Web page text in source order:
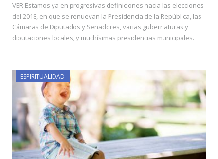
VER Estamos ya en progresivas definiciones hacia las elecciones
del 2018, en que se renuevan la Presidencia de la República, las
Cámaras de Diputados y Senadores, varias gubernaturas y
diputaciones locales, y muchísimas presidencias municipales.
ESPIRITUALIDAD